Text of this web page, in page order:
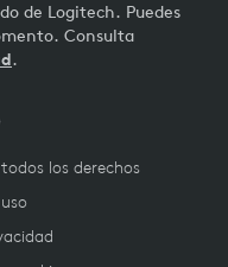
de Logitech. Puedes
Consulta
.
los derechos